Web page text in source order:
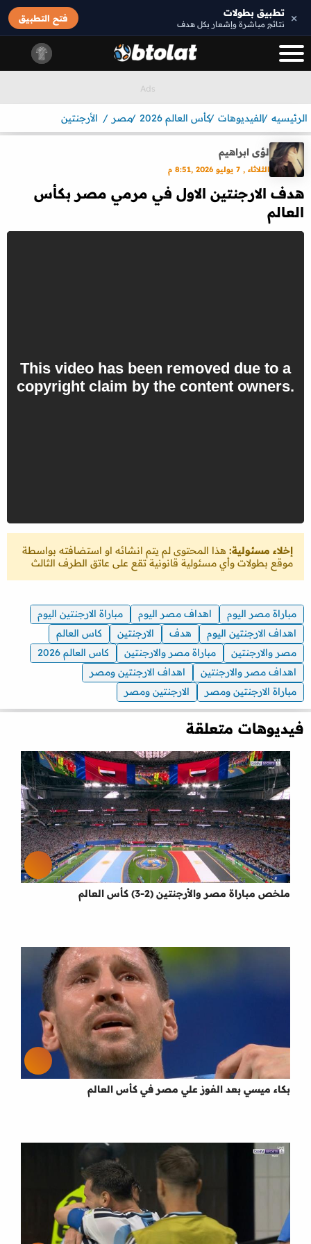
× تطبيق بطولات
نتائج مباشرة وإشعار بكل هدف
فتح التطبيق
الرئيسيه الفيديوهات كأس العالم 2026 مصر الأرجنتين
لؤى ابراهيم
الثلاثاء , 7 يوليو 2026 ,8:51 م
هدف الارجنتين الاول في مرمي مصر بكأس
العالم
إخلاء مسئولية: هذا المحتوى لم يتم انشائه او استضافته بواسطة
موقع بطولات وأي مسئولية قانونية تقع على عاتق الطرف الثالث
مباراة مصر اليوم اهداف مصر اليوم
مباراة الارجنتين اليوم
اهداف الارجنتين اليوم
هدف الارجنتين
كاس العالم
مصر والارجنتين
مباراة مصر والارجنتين
كاس العالم 2026
اهداف مصر والارجنتين
اهداف الارجنتين ومصر
مباراة الارجنتين ومصر
الارجنتين ومصر
فيديوهات متعلقة
ملخص مباراة مصر والأرجنتين (2-3) كأس العالم
بكاء ميسي بعد الفوز علي مصر في كأس العالم